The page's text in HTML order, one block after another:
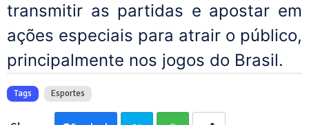
transmitir as partidas e apostar em
ações especiais para atrair o público,
principalmente nos jogos do Brasil.
Tags Esportes